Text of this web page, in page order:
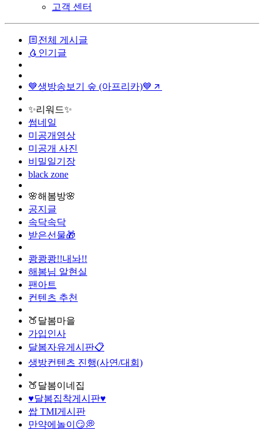
고객 센터
전체 게시글
인기글
💙생방송보기 숲 (아프리카)💙
✨리워드✨
썸네일
미공개영상
미공개 사진
비밀일기장
black zone
🌸해봄방🌸
공지글
속닥속닥
받은선물🎁
쾅쾅쾅!!내놔!!
해봄님 알현실
팬아트
컨텐츠 추천
🍑달봄마을
가입인사
달봄자유게시판📋
생방컨텐츠 진행(사연/대회)
🍑달봄이네집
♥달봄집착게시판♥
쌉 TMI게시판
만약에놀이😏💭